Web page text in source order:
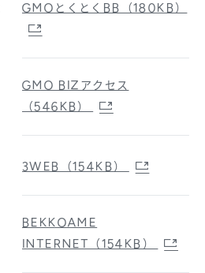
GMOとくとくBB（180KB）
GMO BIZアクセス
（546KB）
3WEB（154KB）
BEKKOAME
INTERNET（154KB）